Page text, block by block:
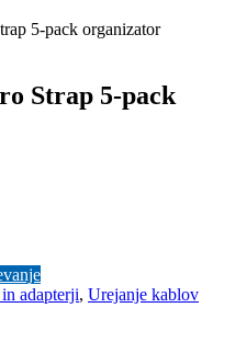
Strap 5-pack
adapterji, Urejanje kablov